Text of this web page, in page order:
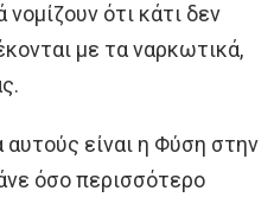
ότι κάτι δεν
με τα ναρκωτικά,
είναι η Φύση στην
όσο περισσότερο